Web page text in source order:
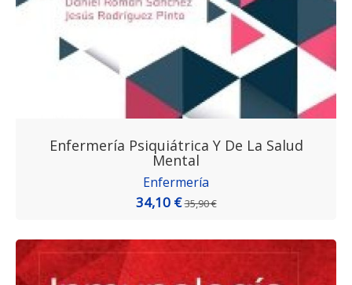
Enfermería Psiquiátrica Y De La Salud
Mental
Enfermería
34,10 €35,90 €